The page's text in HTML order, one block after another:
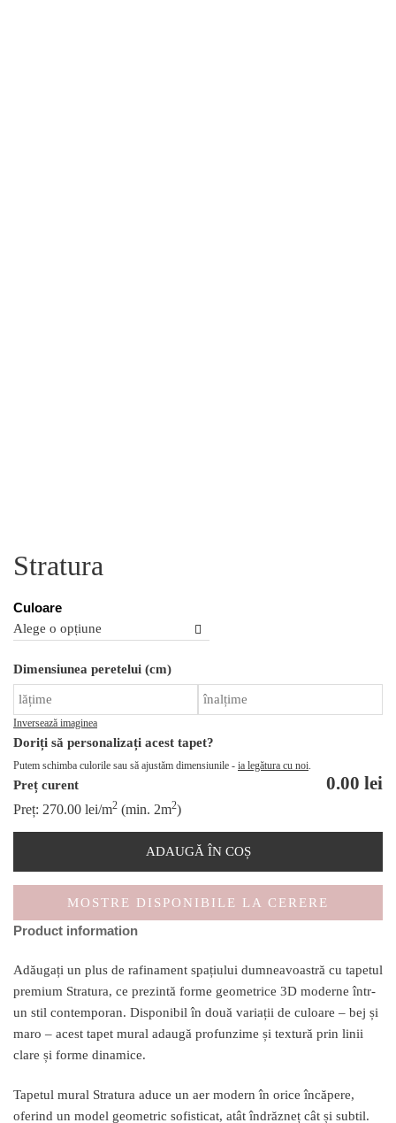
Stratura
Culoare
Dimensiunea peretelui (cm)
Inversează imaginea
Doriți să personalizați acest tapet?
Putem schimba culorile sau să ajustăm dimensiunile - ia legătura cu noi.
Preț curent 0.00 lei
Preț: 270.00 lei/m2 (min. 2m2)
ADAUGĂ ÎN COȘ
MOSTRE DISPONIBILE LA CERERE
Product information
Adăugați un plus de rafinament spațiului dumneavoastră cu tapetul
premium Stratura, ce prezintă forme geometrice 3D moderne într-
un stil contemporan. Disponibil în două variații de culoare – bej și
maro – acest tapet mural adaugă profunzime și textură prin linii
clare și forme dinamice.
Tapetul mural Stratura aduce un aer modern în orice încăpere,
oferind un model geometric sofisticat, atât îndrăzneț cât și subtil.